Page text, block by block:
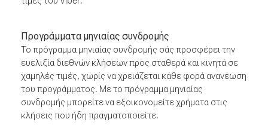
Προγράμματα μηνιαίας συνδρομής
Το πρόγραμμα μηνιαίας συνδρομής σάς προσφέρει την
ευελιξία διεθνών κλήσεων προς σταθερά και κινητά σε
χαμηλές τιμές, χωρίς να χρειάζεται κάθε φορά ανανέωση
του προγράμματος. Με το πρόγραμμα μηνιαίας
συνδρομής μπορείτε να εξοικονομείτε χρήματα στις
κλήσεις που ήδη πραγματοποιείτε.